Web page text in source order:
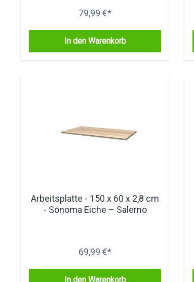
79,99 €*
In den Warenkorb
Arbeitsplatte - 150 x 60 x 2,8 cm
- Sonoma Eiche – Salerno
69,99 €*
In den Warenkorb